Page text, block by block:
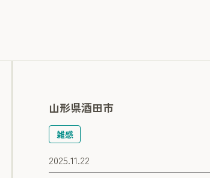
山形県酒田市
雑感
2025.11.22